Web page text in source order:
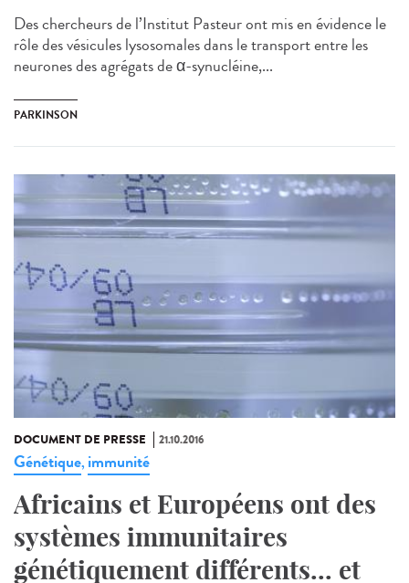
Des chercheurs de l’Institut Pasteur ont mis en évidence le
rôle des vésicules lysosomales dans le transport entre les
neurones des agrégats de α-synucléine,...
PARKINSON
DOCUMENT DE PRESSE 21.10.2016
Génétique, immunité
Africains et Européens ont des
systèmes immunitaires
génétiquement différents... et